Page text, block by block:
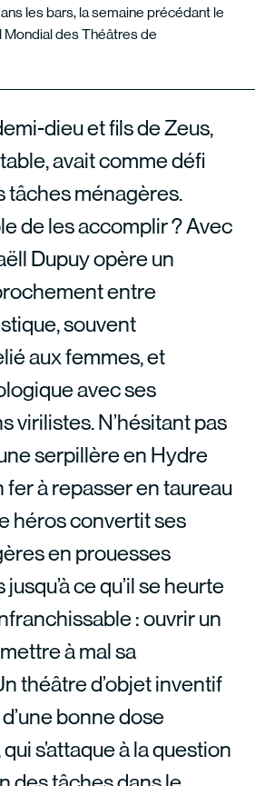
les bars, la semaine précédant le
Mondial des Théâtres de
dieu et fils de Zeus,
avait comme défi
tâches ménagères.
de les accomplir ? Avec
Dupuy opère un
entre
souvent
aux femmes, et
avec ses
virilistes. N’hésitant pas
serpillère en Hydre
fer à repasser en taureau
héros convertit ses
en prouesses
ce qu’il se heurte
: ouvrir un
à mal sa
théâtre d’objet inventif
bonne dose
s’attaque à la question